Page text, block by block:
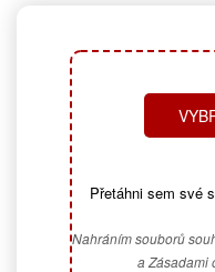
Přetáhni sem své
Nahráním souborů
a Zásadami